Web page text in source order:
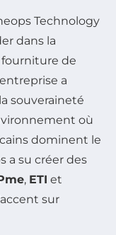
Technology
dans la
fourniture de
a
souveraineté
où
dominent le
a su créer des
, ETI et
sur